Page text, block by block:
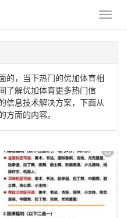
的，当下热门的优加体育相
了解优加体育更多热门信
信息技术解决方案，下面从
方面的内容。